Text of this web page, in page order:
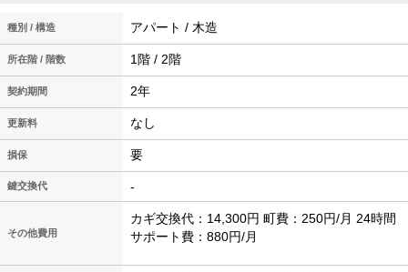
種別 / 構造 アパート / 木造
所在階 / 階数 1階 / 2階
契約期間 2年
更新料 なし
損保 要
鍵交換代 -
その他費用
カギ交換代：14,300円 町費：250円/月 24時間
サポート費：880円/月